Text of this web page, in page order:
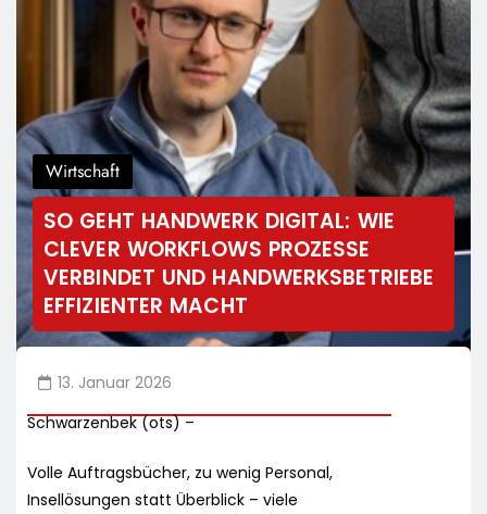
Wirtschaft
SO GEHT HANDWERK DIGITAL: WIE
CLEVER WORKFLOWS PROZESSE
VERBINDET UND HANDWERKSBETRIEBE
EFFIZIENTER MACHT
13. Januar 2026
Schwarzenbek (ots) –
Volle Auftragsbücher, zu wenig Personal,
Insellösungen statt Überblick – viele